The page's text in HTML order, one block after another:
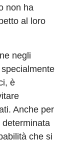
non ha
al loro
negli
è
Anche per
che si